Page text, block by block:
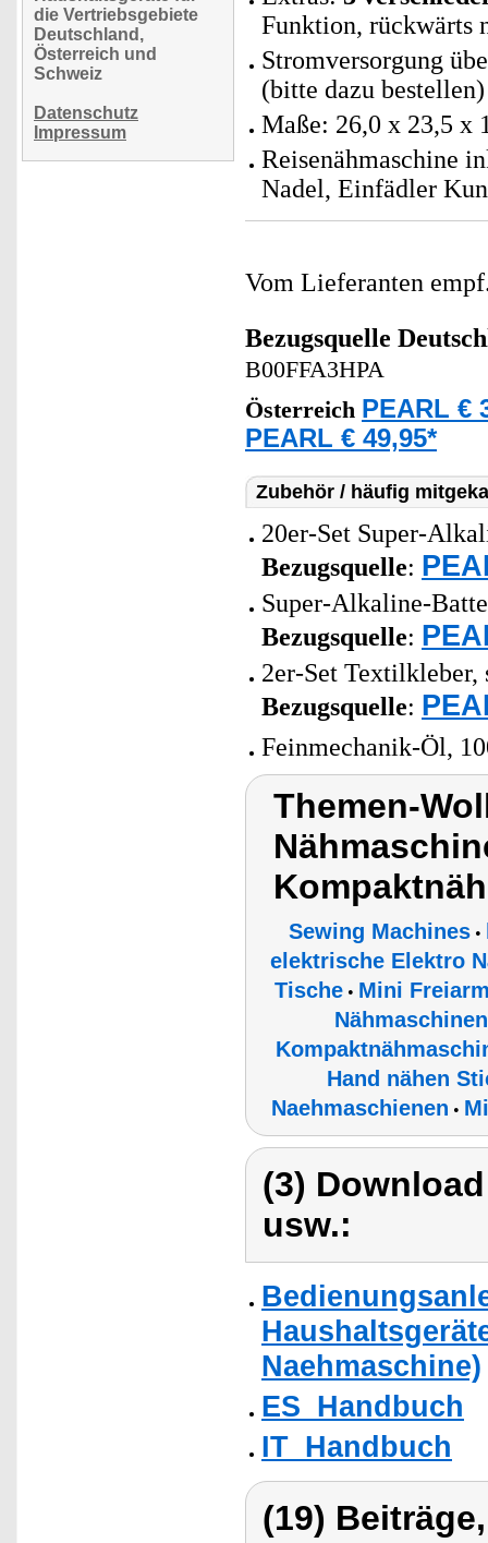
die Vertriebsgebiete
Deutschland,
Österreich und
Schweiz
Datenschutz
Impressum
Funktion, rückwärts
Stromversorgung
(bitte dazu bestellen)
Maße: 26,0 x 23,5 x
Reisenähmaschine
Nadel, Einfädler
Vom Lieferanten
Bezugsquelle
B00FFA3HPA
Österreich PEARL €
PEARL € 49,95*
Zubehör / häufig
20er-Set Super-
Bezugsquelle:
Super-Alkaline-
Bezugsquelle:
2er-Set Textilkleber,
Bezugsquelle:
Feinmechanik-Öl,
Themen-
Sewing Machines•
elektrische Elektro
Tische• Mini
Nähmaschinen
Hand nähen
Naehmaschienen •
(3)
usw.:
Naehmaschine)
ES_Handbuch
IT_Handbuch
(19)